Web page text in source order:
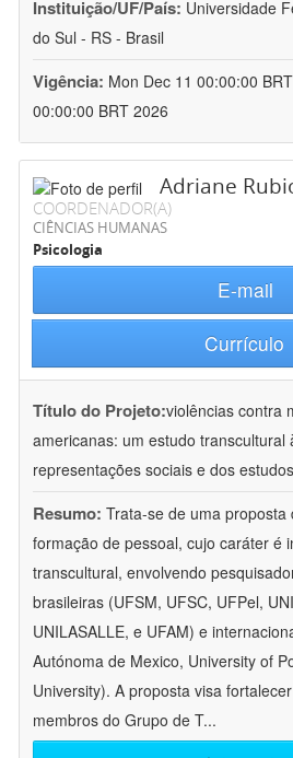
Instituição/UF/País: Universidade
do Sul - RS - Brasil
Vigência: Mon Dec 11 00:00:00
00:00:00 BRT 2026
Adriane
COORDENADOR(A)
CIÊNCIAS HUMANAS
Psicologia
E-mail
Currículo
Título do Projeto:violências contra
americanas: um estudo transcultural
representações sociais e dos
Resumo: Trata-se de uma proposta
formação de pessoal, cujo caráter é
transcultural, envolvendo
brasileiras (UFSM, UFSC, UFPel,
UNILASALLE, e UFAM) e
Autónoma de Mexico, University of
University). A proposta visa
membros do Grupo de T...